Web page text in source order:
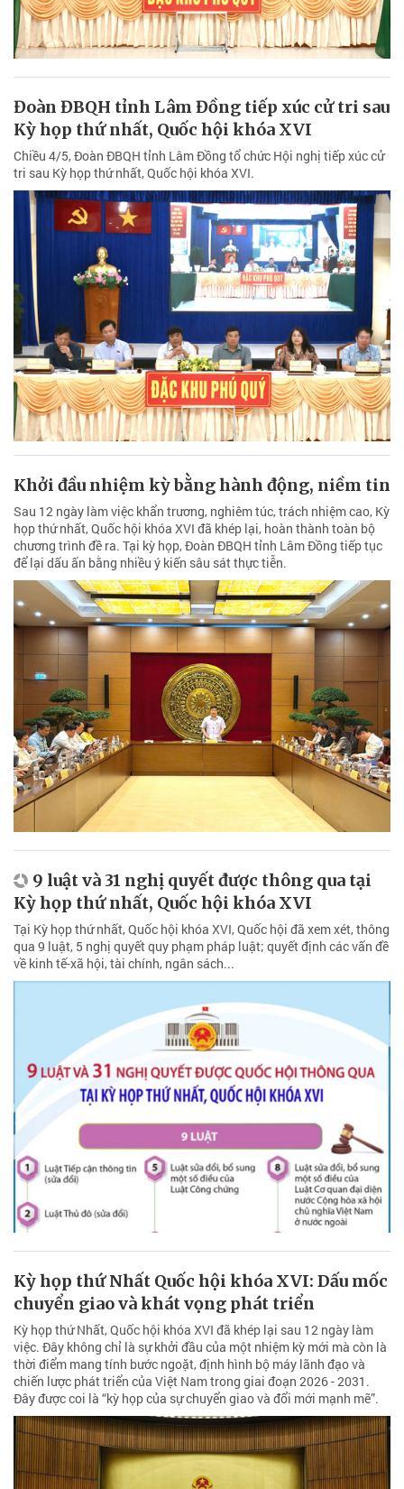
Đoàn ĐBQH tỉnh Lâm Đồng tiếp xúc cử tri sau
Kỳ họp thứ nhất, Quốc hội khóa XVI
Chiều 4/5, Đoàn ĐBQH tỉnh Lâm Đồng tổ chức Hội nghị tiếp xúc cử
tri sau Kỳ họp thứ nhất, Quốc hội khóa XVI.
Khởi đầu nhiệm kỳ bằng hành động, niềm tin
Sau 12 ngày làm việc khẩn trương, nghiêm túc, trách nhiệm cao, Kỳ
họp thứ nhất, Quốc hội khóa XVI đã khép lại, hoàn thành toàn bộ
chương trình đề ra. Tại kỳ họp, Đoàn ĐBQH tỉnh Lâm Đồng tiếp tục
để lại dấu ấn bằng nhiều ý kiến sâu sát thực tiễn.
9 luật và 31 nghị quyết được thông qua tại
Kỳ họp thứ nhất, Quốc hội khóa XVI
Tại Kỳ họp thứ nhất, Quốc hội khóa XVI, Quốc hội đã xem xét, thông
qua 9 luật, 5 nghị quyết quy phạm pháp luật; quyết định các vấn đề
về kinh tế-xã hội, tài chính, ngân sách...
Kỳ họp thứ Nhất Quốc hội khóa XVI: Dấu mốc
chuyển giao và khát vọng phát triển
Kỳ họp thứ Nhất, Quốc hội khóa XVI đã khép lại sau 12 ngày làm
việc. Đây không chỉ là sự khởi đầu của một nhiệm kỳ mới mà còn là
thời điểm mang tính bước ngoặt, định hình bộ máy lãnh đạo và
chiến lược phát triển của Việt Nam trong giai đoạn 2026 - 2031.
Đây được coi là “kỳ họp của sự chuyển giao và đổi mới mạnh mẽ”.